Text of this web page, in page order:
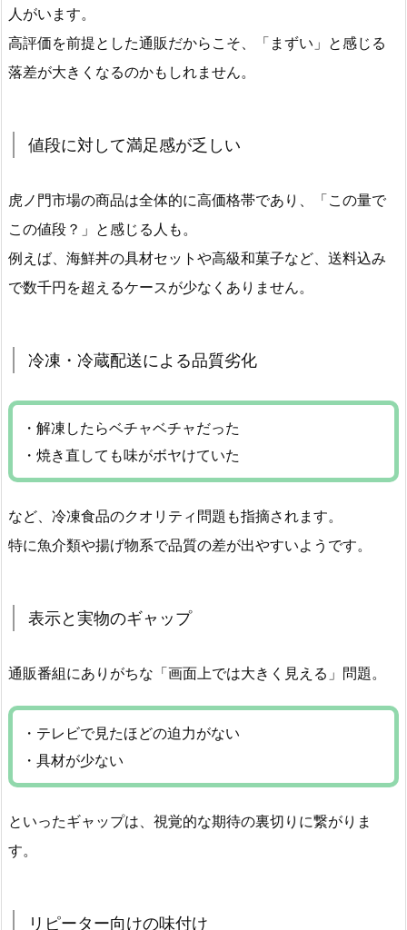
人がいます。
高評価を前提とした通販だからこそ、「まずい」と感じる
落差が大きくなるのかもしれません。
値段に対して満足感が乏しい
虎ノ門市場の商品は全体的に高価格帯であり、「この量で
この値段？」と感じる人も。
例えば、海鮮丼の具材セットや高級和菓子など、送料込み
で数千円を超えるケースが少なくありません。
冷凍・冷蔵配送による品質劣化
・解凍したらベチャベチャだった
・焼き直しても味がボヤけていた
など、冷凍食品のクオリティ問題も指摘されます。
特に魚介類や揚げ物系で品質の差が出やすいようです。
表示と実物のギャップ
通販番組にありがちな「画面上では大きく見える」問題。
・テレビで見たほどの迫力がない
・具材が少ない
といったギャップは、視覚的な期待の裏切りに繋がりま
す。
リピーター向けの味付け